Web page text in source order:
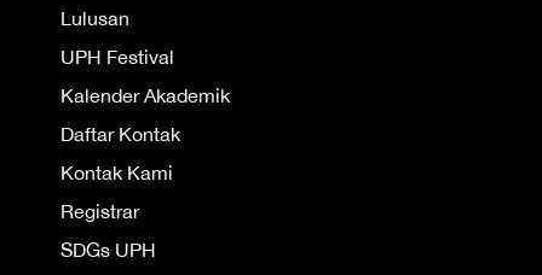
Lulusan
UPH Festival
Kalender Akademik
Daftar Kontak
Kontak Kami
Registrar
SDGs UPH